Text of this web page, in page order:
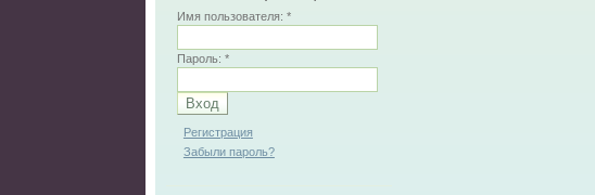
Имя пользователя:*
Пароль:*
Регистрация
Забыли пароль?